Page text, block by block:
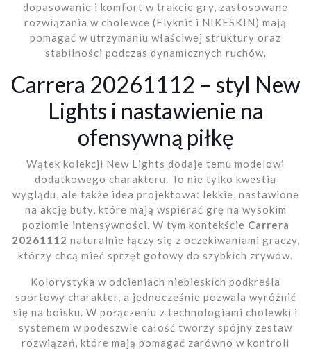
dopasowanie i komfort w trakcie gry, zastosowane
rozwiązania w cholewce (Flyknit i NIKESKIN) mają
pomagać w utrzymaniu właściwej struktury oraz
stabilności podczas dynamicznych ruchów.
Carrera 20261112 – styl New
Lights i nastawienie na
ofensywną piłkę
Wątek kolekcji New Lights dodaje temu modelowi
dodatkowego charakteru. To nie tylko kwestia
wyglądu, ale także idea projektowa: lekkie, nastawione
na akcję buty, które mają wspierać grę na wysokim
poziomie intensywności. W tym kontekście Carrera
20261112 naturalnie łączy się z oczekiwaniami graczy,
którzy chcą mieć sprzęt gotowy do szybkich zrywów.
Kolorystyka w odcieniach niebieskich podkreśla
sportowy charakter, a jednocześnie pozwala wyróżnić
się na boisku. W połączeniu z technologiami cholewki i
systemem w podeszwie całość tworzy spójny zestaw
rozwiązań, które mają pomagać zarówno w kontroli